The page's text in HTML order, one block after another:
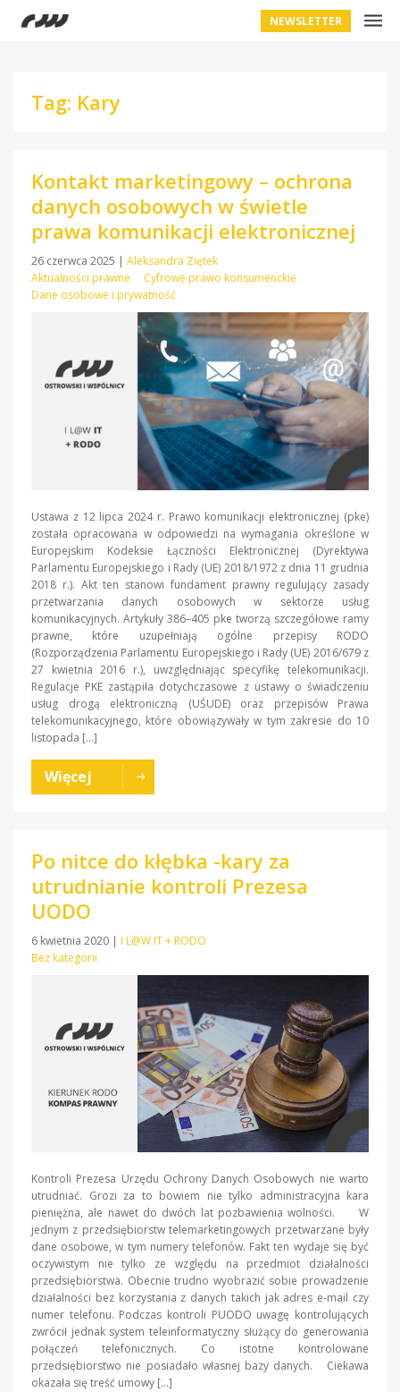
NEWSLETTER
Tag: Kary
Kontakt marketingowy – ochrona
danych osobowych w świetle
prawa komunikacji elektronicznej
26 czerwca 2025 | Aleksandra Ziętek
Aktualności prawne
Cyfrowe prawo konsumenckie
Dane osobowe i prywatność
Ustawa z 12 lipca 2024 r. Prawo komunikacji elektronicznej (pke)
została opracowana w odpowiedzi na wymagania określone w
Europejskim Kodeksie Łączności Elektronicznej (Dyrektywa
Parlamentu Europejskiego i Rady (UE) 2018/1972 z dnia 11 grudnia
2018 r.). Akt ten stanowi fundament prawny regulujący zasady
przetwarzania danych osobowych w sektorze usług
komunikacyjnych. Artykuły 386–405 pke tworzą szczegółowe ramy
prawne, które uzupełniają ogólne przepisy RODO
(Rozporządzenia Parlamentu Europejskiego i Rady (UE) 2016/679 z
27 kwietnia 2016 r.), uwzględniając specyfikę telekomunikacji.
Regulacje PKE zastąpiła dotychczasowe z ustawy o świadczeniu
usług drogą elektroniczną (UŚUDE) oraz przepisów Prawa
telekomunikacyjnego, które obowiązywały w tym zakresie do 10
listopada […]
Więcej
Po nitce do kłębka -kary za
utrudnianie kontroli Prezesa
UODO
6 kwietnia 2020 | I L@W IT + RODO
Bez kategorii
Kontroli Prezesa Urzędu Ochrony Danych Osobowych nie warto
utrudniać. Grozi za to bowiem nie tylko administracyjna kara
pieniężna, ale nawet do dwóch lat pozbawienia wolności. W
jednym z przedsiębiorstw telemarketingowych przetwarzane były
dane osobowe, w tym numery telefonów. Fakt ten wydaje się być
oczywistym nie tylko ze względu na przedmiot działalności
przedsiębiorstwa. Obecnie trudno wyobrazić sobie prowadzenie
działalności bez korzystania z danych takich jak adres e-mail czy
numer telefonu. Podczas kontroli PUODO uwagę kontrolujących
zwrócił jednak system teleinformatyczny służący do generowania
połączeń telefonicznych. Co istotne kontrolowane
przedsiębiorstwo nie posiadało własnej bazy danych. Ciekawa
okazała się treść umowy […]